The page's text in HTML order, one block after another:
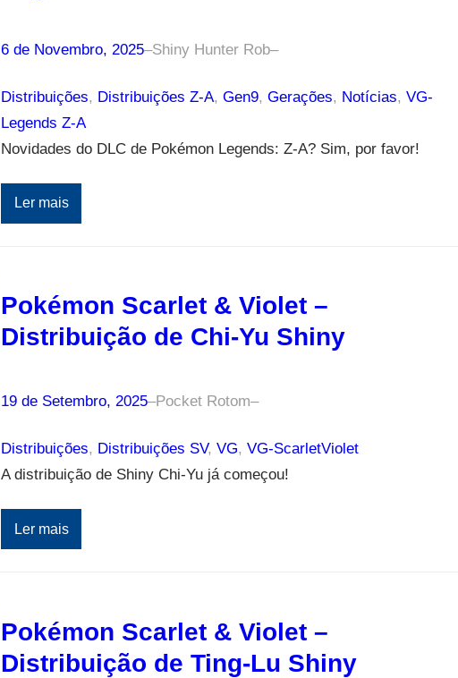
6 de Novembro, 2025–Shiny Hunter Rob–
Distribuições, Distribuições Z-A, Gen9, Gerações, Notícias, VG-
Legends Z-A
Novidades do DLC de Pokémon Legends: Z-A? Sim, por favor!
Ler mais
Pokémon Scarlet & Violet –
Distribuição de Chi-Yu Shiny
19 de Setembro, 2025–Pocket Rotom–
Distribuições, Distribuições SV, VG, VG-ScarletViolet
A distribuição de Shiny Chi-Yu já começou!
Ler mais
Pokémon Scarlet & Violet –
Distribuição de Ting-Lu Shiny